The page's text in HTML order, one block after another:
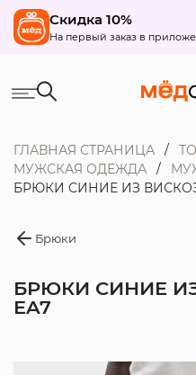
Скидка 10%
На первый заказ в
ГЛАВНАЯ СТРАНИЦА
МУЖСКАЯ ОДЕЖДА
БРЮКИ СИНИЕ ИЗ
Брюки
БРЮКИ СИНИЕ
EA7